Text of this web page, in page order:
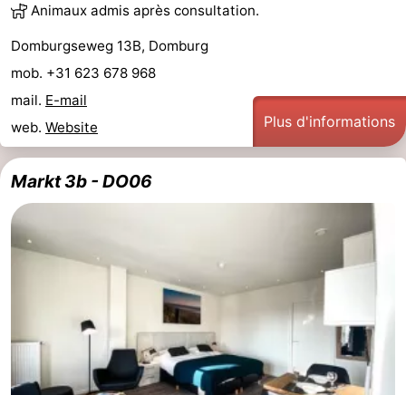
Animaux admis après consultation.
Domburgseweg 13B, Domburg
mob. +31 623 678 968
mail. E-mail
web. Website Plus d'informations
Markt 3b - DO06